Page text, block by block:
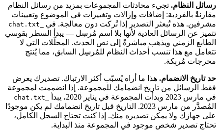
رسائل النظام. تجيء محادثات المجموعات بمزيد من رسائل النظام
مقارنةً بالفردية: إضافات وإزالات وتغييرات في الموضوع وتعيينات
مشرفين. هذه تُبعثر التصدير إذا تُركت دون معالجة. في
تتميز عن الرسائل العادية لأنها بلا اسم مُرسِل — يبدأ السطر بقوسي
الطابع الزمني ويذهب مباشرةً إلى نص الحدث. المحلّلات التي لا
تتعامل مع هذا تنسب أحداث النظام للمُرسِل السابق، مما يُنتج
مخرجات مُربِكة.
حد تاريخ الانضمام. هذا ما أراه يُسبّب أكثر الارتباك. تصديرك يعرض
فقط الرسائل من تاريخ انضمامك للمجموعة. إذا انضممت لمجموعة
في مارس 2023 وبدأت المجموعة في يناير 2020، يبدأ
المُصدَّر من مارس 2023. التاريخ قبل تاريخ انضمامك لم يكن موجودًا
على جهازك ولا يمكن تصديره منك. إذا كنت تحتاج السجل الكامل،
تحتاج تصدير شخص موجود في المجموعة منذ البداية.